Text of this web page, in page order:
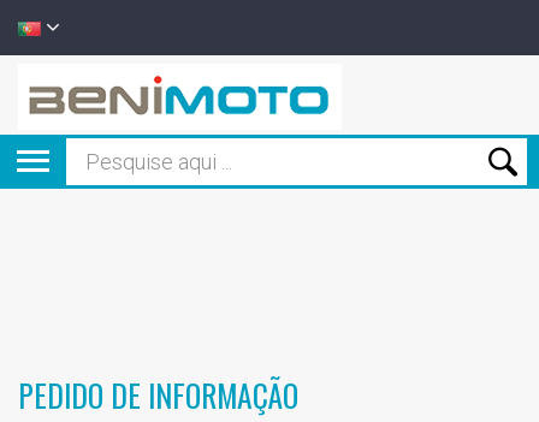
PEDIDO DE INFORMAÇÃO